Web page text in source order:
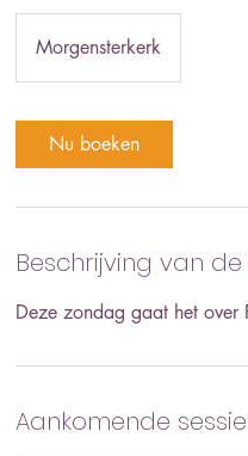
Morgensterkerk
Nu boeken
Beschrijving van
Deze zondag gaat het over
Aankomende